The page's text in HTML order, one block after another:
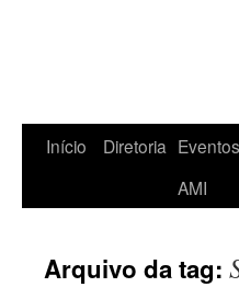
Início Diretoria
AMI
Arquivo da tag: